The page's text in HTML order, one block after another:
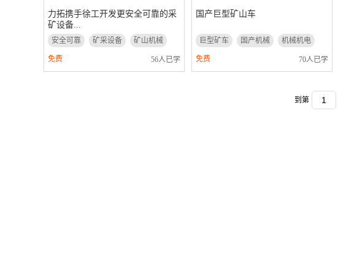
力拓携手徐工开发更安全可靠的采
矿设备...
安全可靠 矿采设备 矿山机械
免费 56人已学
国产巨型矿山车
巨型矿车 国产机械 机械机电
免费 70人已学
到第